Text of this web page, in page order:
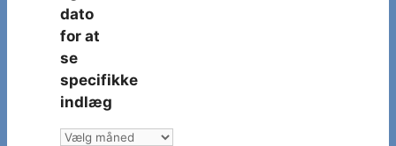
dato
for at
se
specifikke
indlæg
Vælg